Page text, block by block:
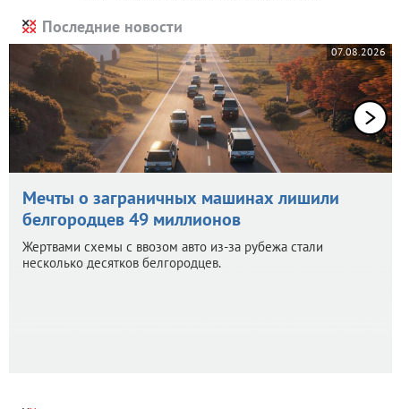
Последние новости
07.08.2026
Мечты о заграничных машинах лишили
белгородцев 49 миллионов
Жертвами схемы с ввозом авто из-за рубежа стали
несколько десятков белгородцев.